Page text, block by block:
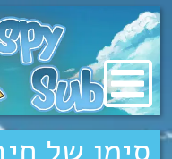
מעבר
לתוכן